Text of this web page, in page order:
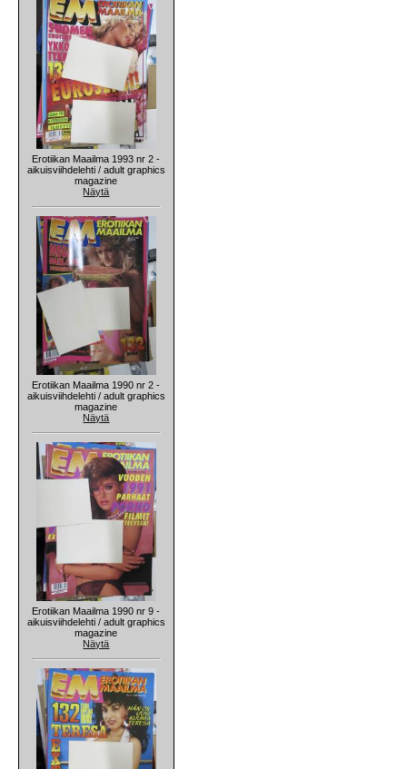
Erotiikan Maailma 1993 nr 2 -
aikuisviihdelehti / adult graphics
magazine
Näytä
Erotiikan Maailma 1990 nr 2 -
aikuisviihdelehti / adult graphics
magazine
Näytä
Erotiikan Maailma 1990 nr 9 -
aikuisviihdelehti / adult graphics
magazine
Näytä